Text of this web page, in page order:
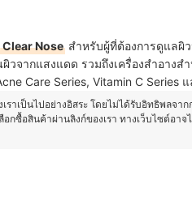
Clear Nose สำหรับผู้ที่ต้องการดูแลผิ
วจากแสงแดด รวมถึงเครื่องสำอางส
Care Series, Vitamin C Series
ราเป็นไปอย่างอิสระ โดยไม่ได้รับอิทธิพลจา
กซื้อสินค้าผ่านลิงก์ของเรา ทางเว็บไซต์อา